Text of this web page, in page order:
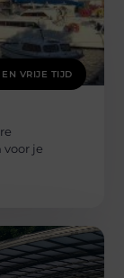
VRIJE TIJD
je